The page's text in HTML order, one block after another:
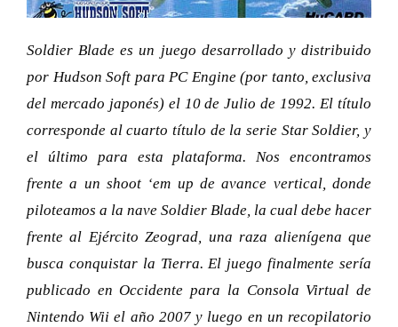
Soldier Blade es un juego desarrollado y distribuido
por Hudson Soft para PC Engine (por tanto, exclusiva
del mercado japonés) el 10 de Julio de 1992. El título
corresponde al cuarto título de la serie Star Soldier, y
el último para esta plataforma. Nos encontramos
frente a un shoot ‘em up de avance vertical, donde
piloteamos a la nave Soldier Blade, la cual debe hacer
frente al Ejército Zeograd, una raza alienígena que
busca conquistar la Tierra. El juego finalmente sería
publicado en Occidente para la Consola Virtual de
Nintendo Wii el año 2007 y luego en un recopilatorio